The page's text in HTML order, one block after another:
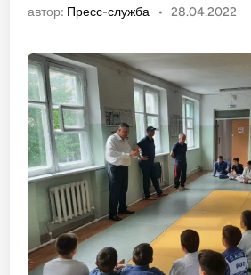
автор: Пресс-служба • 28.04.2022